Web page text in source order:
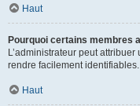
Haut
Pourquoi certains membres
L’administrateur peut
rendre facilement identifiables.
Haut